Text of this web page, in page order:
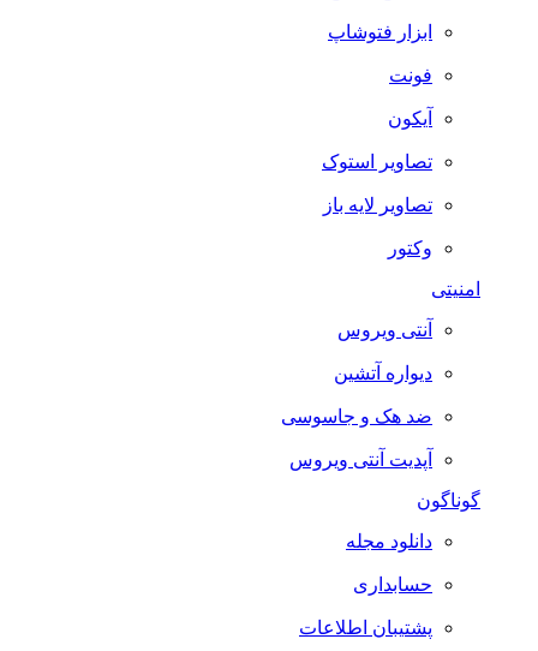
ابزار فتوشاپ
فونت
آیکون
تصاویر استوک
تصاویر لایه باز
وکتور
امنیتی
آنتی ویروس
دیواره آتشین
ضد هک و جاسوسی
آپدیت آنتی ویروس
گوناگون
دانلود مجله
حسابداری
پشتیبان اطلاعات